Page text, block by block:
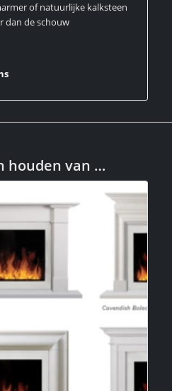
of natuurlijke kalksteen
dan de schouw
houden van …